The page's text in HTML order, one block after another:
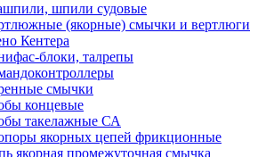
шпили судовые
(якорные) смычки и вертлюги
Кентера
блоки, талрепы
смычки
концевые
такелажные СА
якорных цепей фрикционные
якорная промежуточная смычка